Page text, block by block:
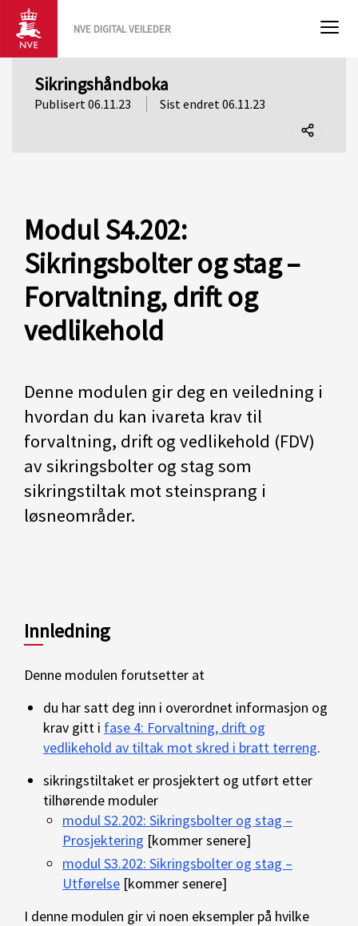
NVE DIGITAL VEILEDER
Sikringshåndboka
Publisert 06.11.23 Sist endret 06.11.23
Modul S4.202:
Sikringsbolter og stag –
Forvaltning, drift og
vedlikehold
Denne modulen gir deg en veiledning i
hvordan du kan ivareta krav til
forvaltning, drift og vedlikehold (FDV)
av sikringsbolter og stag som
sikringstiltak mot steinsprang i
løsneområder.
Innledning
Denne modulen forutsetter at
du har satt deg inn i overordnet informasjon og
krav gitt i fase 4: Forvaltning, drift og
vedlikehold av tiltak mot skred i bratt terreng.
sikringstiltaket er prosjektert og utført etter
tilhørende moduler
modul S2.202: Sikringsbolter og stag –
Prosjektering [kommer senere]
modul S3.202: Sikringsbolter og stag –
Utførelse [kommer senere]
I denne modulen gir vi noen eksempler på hvilke